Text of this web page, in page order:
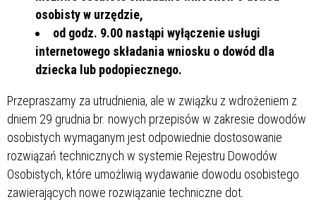
osobisty w urzędzie,
od godz. 9.00 nastąpi wyłączenie usługi
internetowego składania wniosku o dowód dla
dziecka lub podopiecznego.
Przepraszamy za utrudnienia, ale w związku z wdrożeniem z
dniem 29 grudnia br. nowych przepisów w zakresie dowodów
osobistych wymaganym jest odpowiednie dostosowanie
rozwiązań technicznych w systemie Rejestru Dowodów
Osobistych, które umożliwią wydawanie dowodu osobistego
zawierających nowe rozwiązanie techniczne dot.